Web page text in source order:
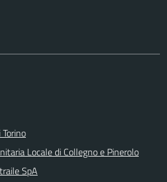
Locale di Collegno e Pinerolo
SpA